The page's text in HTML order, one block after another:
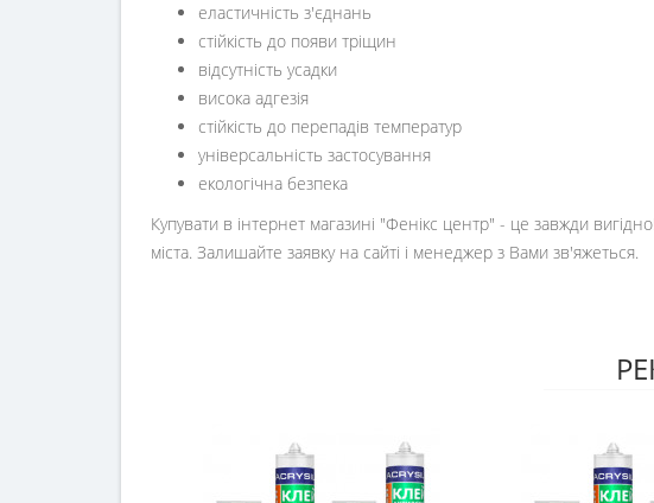
еластичність з'єднань
стійкість до появи тріщин
відсутність усадки
висока адгезія
стійкість до перепадів температур
універсальність застосування
екологічна безпека
Купувати в інтернет магазині "Фенікс центр" - це завжди
міста. Залишайте заявку на сайті і менеджер з Вами зв'яжеться.